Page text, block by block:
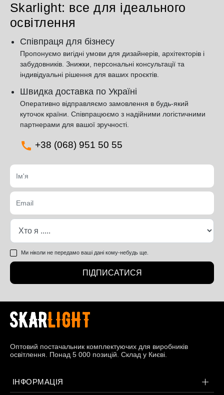
Skarlight: все для ідеального
освітлення
Співпраця для бізнесу
Пропонуємо вигідні умови для дизайнерів, архітекторів і
забудовників. Знижки, персональні консультації та
індивідуальні рішення для ваших проєктів.
Швидка доставка по Україні
Оперативно відправляємо замовлення в будь-який
куточок країни. Співпрацюємо з надійними логістичними
партнерами для вашої зручності.
+38 (068) 951 50 55
Ми ніколи не передамо ваші дані кому-небудь ще.
ПІДПИСАТИСЯ
Оптовий постачальник комплектуючих для виробників
освітлення. Понад 5 000 позицій. Склад у Києві.
ІНФОРМАЦІЯ